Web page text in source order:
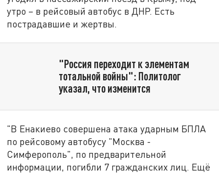
утро – в рейсовый автобус в ДНР. Есть
пострадавшие и жертвы.
"Россия переходит к элементам
тотальной войны": Политолог
указал, что изменится
"В Енакиево совершена атака ударным БПЛА
по рейсовому автобусу "Москва -
Симферополь", по предварительной
информации, погибли 7 гражданских лиц. Ещё